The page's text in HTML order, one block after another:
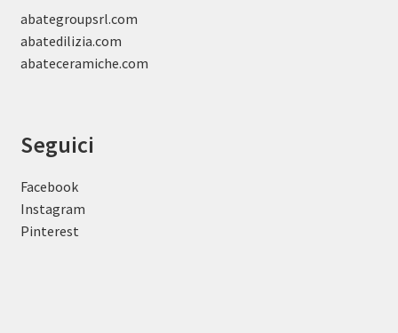
abategroupsrl.com
abatedilizia.com
abateceramiche.com
Seguici
Facebook
Instagram
Pinterest